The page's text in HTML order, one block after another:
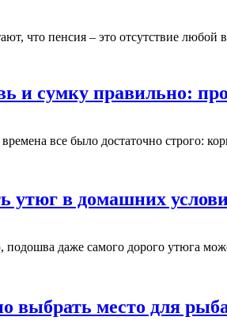
что пенсия – это отсутствие любой
и сумку правильно:
все было достаточно строго:
утюг в домашних
даже самого дорого утюга
выбрать место для